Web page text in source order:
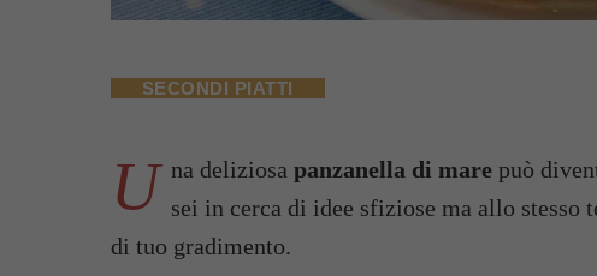
SECONDI PIATTI
U na deliziosa panzanella di mare può
sei in cerca di idee sfiziose ma allo stesso
di tuo gradimento.